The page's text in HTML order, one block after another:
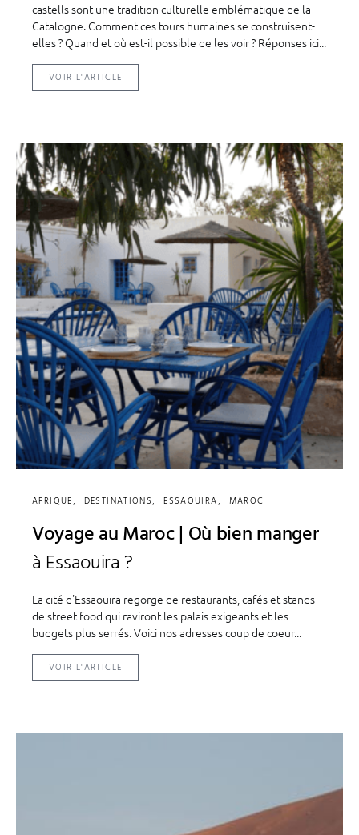
castells sont une tradition culturelle emblématique de la
Catalogne. Comment ces tours humaines se construisent-
elles ? Quand et où est-il possible de les voir ? Réponses ici...
VOIR L'ARTICLE
AFRIQUE DESTINATIONS ESSAOUIRA MAROC
Voyage au Maroc | Où bien manger
à Essaouira ?
La cité d'Essaouira regorge de restaurants, cafés et stands
de street food qui raviront les palais exigeants et les
budgets plus serrés. Voici nos adresses coup de coeur...
VOIR L'ARTICLE